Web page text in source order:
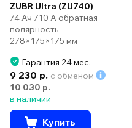
ZUBR Ultra (ZU740)
74 Ач 710 А обратная
полярность
278×175×175 мм
Гарантия 24 мес.
9 230 р. с обменом
10 030 р.
в наличии
Купить